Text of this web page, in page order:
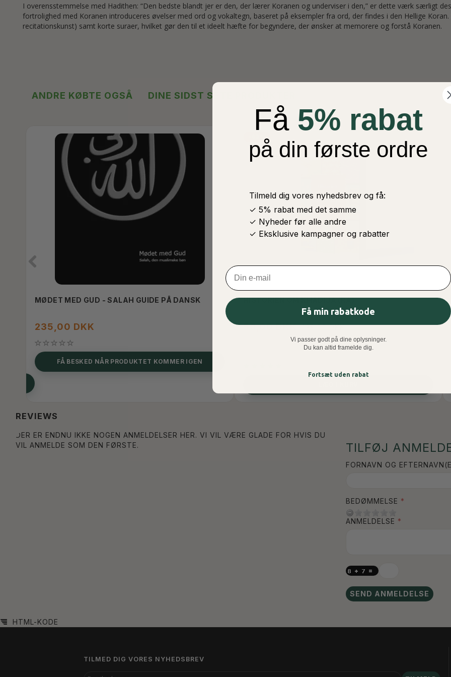
I overensstemmelse med Hadithen: “Den bedste blandt jer er den, der lærer Koranen og underviser i den,” er dette værk særligt
fortrolighed med Koranen introduceres øvelser med ord og vokaltegn, baseret på eksempler fra ord, der findes i den Hellige
recitationskunst) samt korte suraer, hvilket gør den til et ideelt hæfte for begyndere, der ønsker at memorere og forstå Koranen.
ANDRE KØBTE OGSÅ DINE SIDST SETE PRODUKTER
MØDET MED GUD - SALAH GUIDE PÅ DANSK
235,00 DKK
FÅ BESKED NÅR PRODUKTET KOMMER IGEN
HISTORIEN OM KHADIJA (RA)
50,00 DKK 135,00 DKK
REVIEWS
DER ER ENDNU IKKE NOGEN ANMELDELSER HER. VI VIL VÆRE GLADE FOR HVIS DU
VIL ANMELDE SOM DEN FØRSTE.
TILFØJ
FORNAVN OG
BEDØMMELSE
ANMELDELSE
SEND ANMELDELSE
HTML-KODE
TILMED DIG VORES NYHEDSBREV
EMAIL-
Få 5% rabat
på din første ordre
Tilmeld dig vores nyhedsbrev og få:
✓ 5% rabat med det samme
✓ Nyheder før alle andre
✓ Eksklusive kampagner og rabatter
Email
Få min rabatkode
Vi passer godt på dine oplysninger.
Du kan altid framelde dig.
Fortsæt uden rabat